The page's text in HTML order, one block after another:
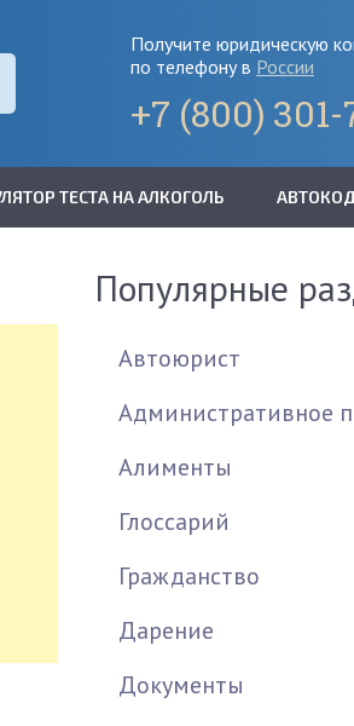
Получите юридическую
по телефону в России
+7 (800)
ТЕСТА НА АЛКОГОЛЬ
Популярные
Автоюрист
Административное
Алименты
Глоссарий
Гражданство
Дарение
Документы